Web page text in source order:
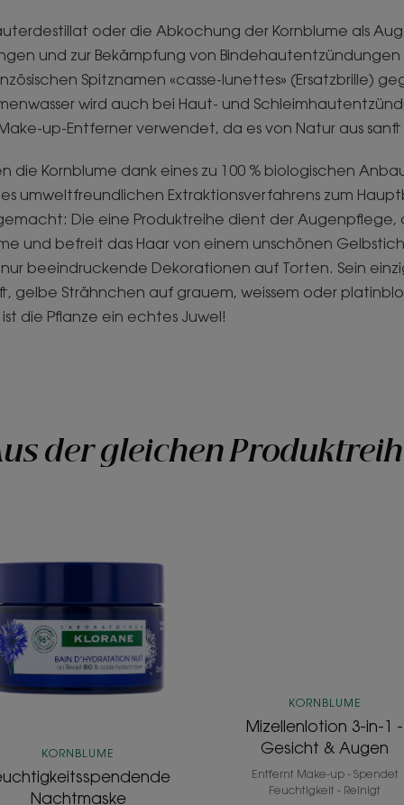
oder die Abkochung der Kornblume als
und zur Bekämpfung von
Spitznamen «casse-lunettes» (Ersatzbrille)
wird auch bei Haut- und
up-Entferner verwendet, da es von Natur aus sanft
die Kornblume dank eines zu 100 % biologischen
umweltfreundlichen Extraktionsverfahrens zum
Die eine Produktreihe dient der
und befreit das Haar von einem unschönen
beeindruckende Dekorationen auf Torten. Sein
gelbe Strähnchen auf grauem, weissem oder
die Pflanze ein echtes Juwel!
der gleichen
Nachtmaske
KORNBLUME
Nachtmaske
KORNBLUME
Mizellenlotion 3-in-1 -
Gesicht & Augen
Entfernt Make-up - Spendet
Feuchtigkeit - Reinigt